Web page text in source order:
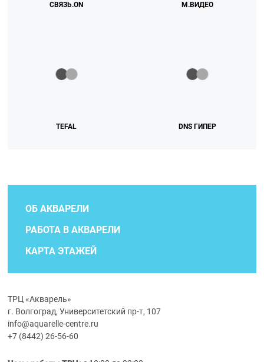
СВЯЗЬ.ON М.ВИДЕО
TEFAL DNS ГИПЕР
ОБ АКВАРЕЛИ
РАБОТА В АКВАРЕЛИ
КАРТА ЭТАЖЕЙ
ТРЦ «Акварель»
г. Волгоград, Университетский пр-т, 107
info@aquarelle-centre.ru
+7 (8442) 26-56-60